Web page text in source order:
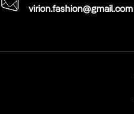
virion.fashion@gmail.com